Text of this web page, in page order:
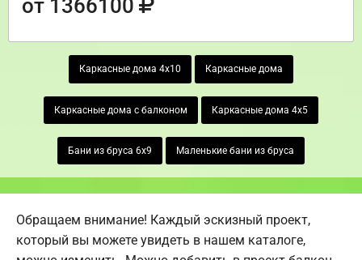
от 1366100
Каркасные дома 4х10 Каркасные дома
Каркасные дома с балконом Каркасные дома 4х5
Бани из бруса 6х9 Маленькие бани из бруса
Обращаем внимание! Каждый эскизный проект,
который вы можете увидеть в нашем каталоге,